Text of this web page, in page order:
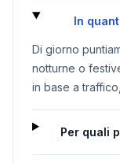
In
Di giorno
notturne o
in base a
Per quali